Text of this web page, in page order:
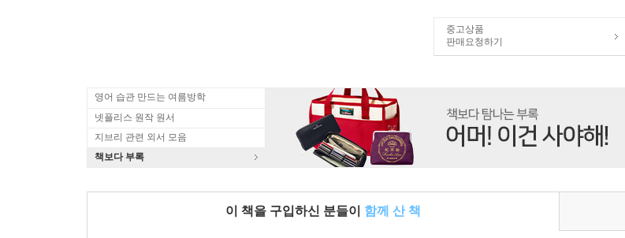
중고상품
판매요청하기
영어 습관 만드는 여름방학
넷플리스 원작 원서
지브리 관련 외서 모음
책보다 부록
이 책을 구입하신 분들이 함께 산 책